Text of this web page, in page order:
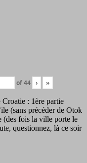
of44 › »
: 1ère partie
(sans précéder de Otok
(des fois la ville porte le
questionnez, là ce soir